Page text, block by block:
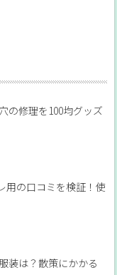
の修理を100均グッズ
用の口コミを検証！使
装は？散策にかかる